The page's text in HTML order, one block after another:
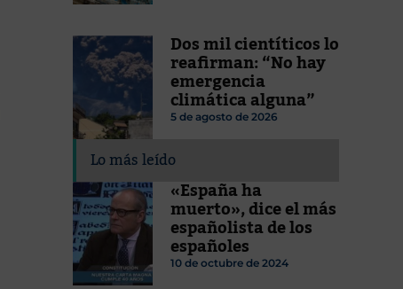
Dos mil cientíticos lo
reafirman: “No hay
emergencia
climática alguna”
5 de agosto de 2026
Lo más leído
«España ha
muerto», dice el más
españolista de los
españoles
10 de octubre de 2024